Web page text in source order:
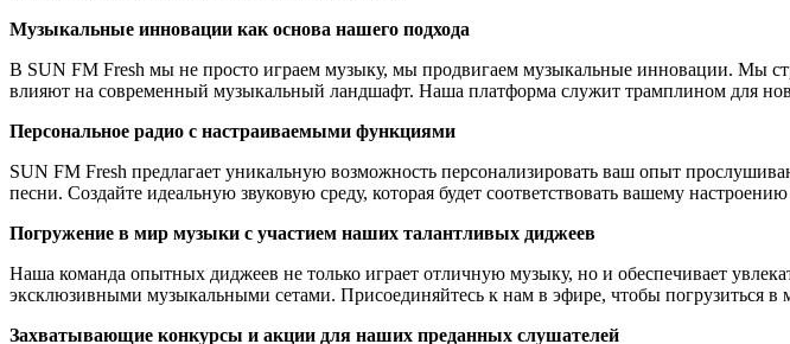
Музыкальные инновации как основа нашего подхода
В SUN FM Fresh мы не просто играем музыку, мы продвигаем музыкальные инновации. Мы
влияют на современный музыкальный ландшафт. Наша платформа служит трамплином для
Персональное радио с настраиваемыми функциями
SUN FM Fresh предлагает уникальную возможность персонализировать ваш опыт
песни. Создайте идеальную звуковую среду, которая будет соответствовать вашему
Погружение в мир музыки с участием наших талантливых диджеев
Наша команда опытных диджеев не только играет отличную музыку, но и обеспечивает
эксклюзивными музыкальными сетами. Присоединяйтесь к нам в эфире, чтобы погрузиться
Захватывающие конкурсы и акции для наших преданных слушателей